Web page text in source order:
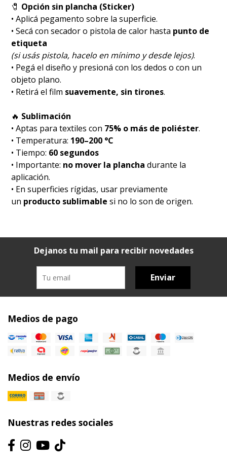
🧷 Opción sin plancha (Sticker)
• Aplicá pegamento sobre la superficie.
• Secá con secador o pistola de calor hasta punto de
etiqueta
(si usás pistola, hacelo en mínimo y desde lejos).
• Pegá el diseño y presioná con los dedos o con un
objeto plano.
• Retirá el film suavemente, sin tirones.
🔥 Sublimación
• Aptas para textiles con 75% o más de poliéster.
• Temperatura: 190–200 °C
• Tiempo: 60 segundos
• Importante: no mover la plancha durante la
aplicación.
• En superficies rígidas, usar previamente
un producto sublimable si no lo son de origen.
Dejanos tu mail para recibir novedades
Enviar
Medios de pago
Medios de envío
Nuestras redes sociales